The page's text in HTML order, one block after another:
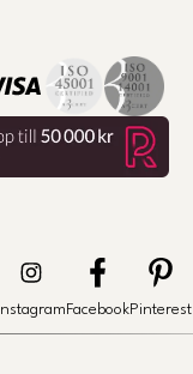
Instagram FacebookPinterest